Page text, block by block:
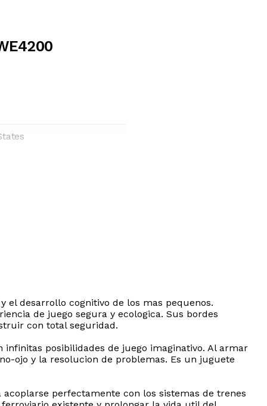
el desarrollo cognitivo de los mas pequenos.
de juego segura y ecologica. Sus bordes
con total seguridad.
posibilidades de juego imaginativo. Al armar
ojo y la resolucion de problemas. Es un juguete
perfectamente con los sistemas de trenes